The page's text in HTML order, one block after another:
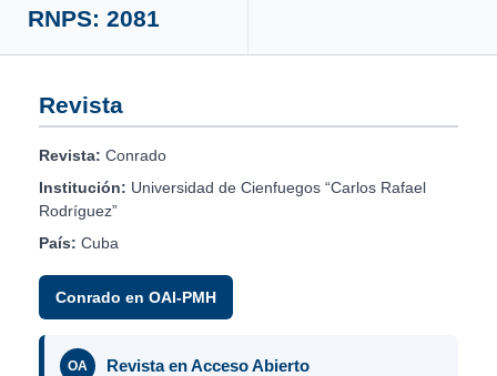
RNPS: 2081
Revista
Revista: Conrado
Institución: Universidad de Cienfuegos “Carlos Rafael
Rodríguez”
País: Cuba
Conrado en OAI-PMH
OA Revista en Acceso Abierto